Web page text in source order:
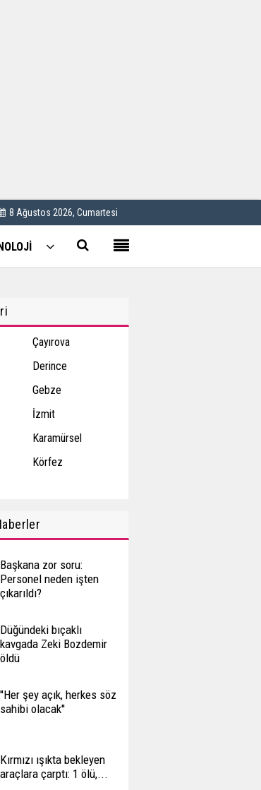
8 Ağustos 2026, Cumartesi
Çayırova
Derince
Gebze
İzmit
Karamürsel
Körfez
Başkana zor soru:
Personel neden işten
çıkarıldı?
Düğündeki bıçaklı
kavgada Zeki Bozdemir
öldü
''Her şey açık, herkes söz
sahibi olacak''
Kırmızı ışıkta bekleyen
araçlara çarptı: 1 ölü,...